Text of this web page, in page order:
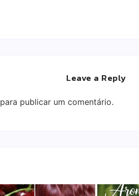
Leave a Reply
para publicar um comentário.